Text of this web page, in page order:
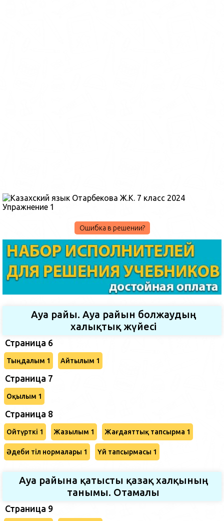
Ошибка в решении?
Ауа райы. Ауа райын болжаудың
халықтық жүйесі
Страница 6
Тыңдалым 1 Айтылым 1
Страница 7
Оқылым 1
Страница 8
Ойтүрткі 1 Жазылым 1 Жағдаяттық тапсырма 1
Әдеби тіл нормалары 1 Үй тапсырмасы 1
Ауа райына қатысты қазақ халқының
танымы. Отамалы
Страница 9